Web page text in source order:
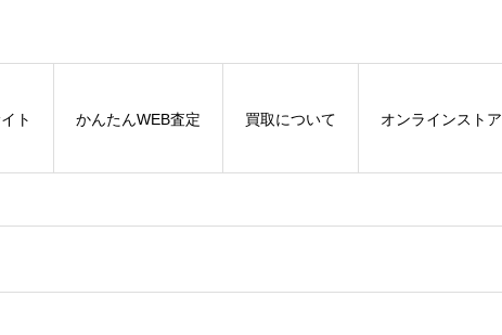
ト かんたんWEB査定 買取について オンラインストア